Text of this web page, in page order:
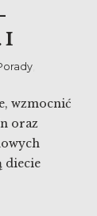
I
wzmocnić
oraz
diecie
tłuszcze.